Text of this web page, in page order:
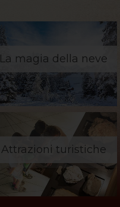
La magia della neve
Attrazioni turistiche